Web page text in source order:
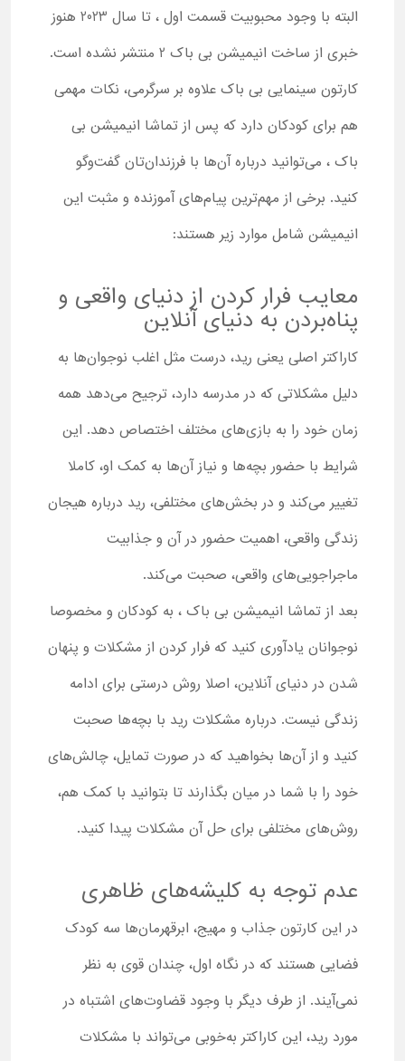
البته با وجود محبوبیت قسمت اول ، تا سال 2023 هنوز
خبری از ساخت انیمیشن بی باک 2 منتشر نشده است.
کارتون سینمایی بی باک علاوه بر سرگرمی، نکات مهمی
هم برای کودکان دارد که پس از تماشا انیمیشن بی
باک ، می‌توانید درباره آن‌ها با فرزندان‌تان گفت‌وگو
کنید. برخی از مهم‌ترین پیام‌های آموزنده و مثبت این
انیمیشن شامل موارد زیر هستند:
معایب فرار کردن از دنیای واقعی و
پناه‌بردن به دنیای آنلاین
کاراکتر اصلی یعنی رید، درست مثل اغلب نوجوان‌ها به
دلیل مشکلاتی که در مدرسه دارد، ترجیح می‌دهد همه
زمان خود را به بازی‌های مختلف اختصاص دهد. این
شرایط با حضور بچه‌ها و نیاز آن‌ها به کمک او، کاملا
تغییر می‌کند و در بخش‌های مختلفی، رید درباره هیجان
زندگی واقعی، اهمیت حضور در آن و جذابیت
ماجراجویی‌های واقعی، صحبت می‌کند.
بعد از تماشا انیمیشن بی باک ، به کودکان و مخصوصا
نوجوانان یادآوری کنید که فرار کردن از مشکلات و پنهان
شدن در دنیای آنلاین، اصلا روش درستی برای ادامه
زندگی نیست. درباره مشکلات رید با بچه‌ها صحبت
کنید و از آن‌ها بخواهید که در صورت تمایل، چالش‌های
خود را با شما در میان بگذارند تا بتوانید با کمک هم،
روش‌های مختلفی برای حل آن مشکلات پیدا کنید.
عدم توجه به کلیشه‌های ظاهری
در این کارتون جذاب و مهیج، ابرقهرمان‌ها سه کودک
فضایی هستند که در نگاه اول، چندان قوی به نظر
نمی‌آیند. از طرف دیگر با وجود قضاوت‌های اشتباه در
مورد رید، این کاراکتر به‌خوبی می‌تواند با مشکلات